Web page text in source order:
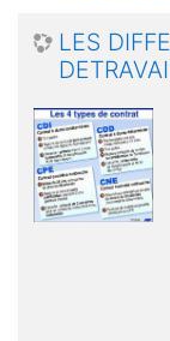
LES